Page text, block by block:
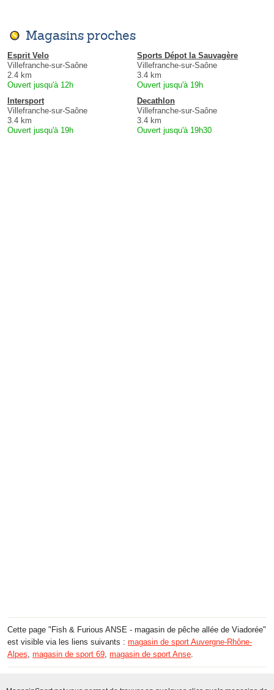
Magasins proches
Esprit Velo
Villefranche-sur-Saône
2.4 km
Ouvert jusqu'à 12h
Sports Dépot la Sauvagère
Villefranche-sur-Saône
3.4 km
Ouvert jusqu'à 19h
Intersport
Villefranche-sur-Saône
3.4 km
Ouvert jusqu'à 19h
Decathlon
Villefranche-sur-Saône
3.4 km
Ouvert jusqu'à 19h30
Cette page "Fish & Furious ANSE - magasin de pêche allée de Viadorée"
est visible via les liens suivants : magasin de sport Auvergne-Rhône-
Alpes magasin de sport 69 magasin de sport Anse